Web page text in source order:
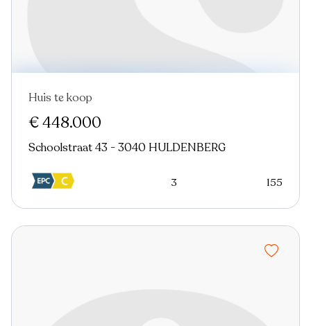
Nieuw
Huis te koop
€ 448.000
Schoolstraat 43 - 3040 HULDENBERG
3 155